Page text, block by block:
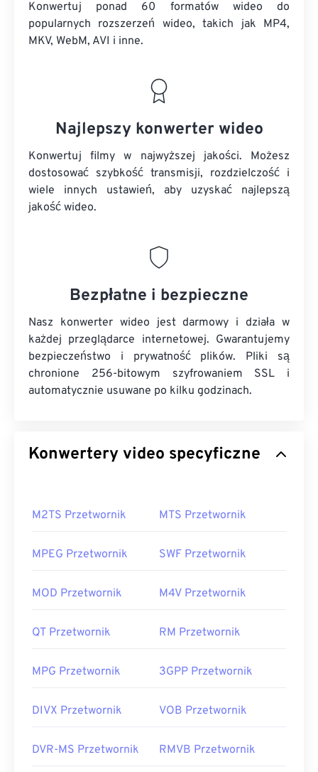
Konwertuj ponad 60 formatów wideo do
popularnych rozszerzeń wideo, takich jak MP4,
MKV, WebM, AVI i inne.
Najlepszy konwerter wideo
Konwertuj filmy w najwyższej jakości. Możesz
dostosować szybkość transmisji, rozdzielczość i
wiele innych ustawień, aby uzyskać najlepszą
jakość wideo.
Bezpłatne i bezpieczne
Nasz konwerter wideo jest darmowy i działa w
każdej przeglądarce internetowej. Gwarantujemy
bezpieczeństwo i prywatność plików. Pliki są
chronione 256-bitowym szyfrowaniem SSL i
automatycznie usuwane po kilku godzinach.
Konwertery video specyficzne
M2TS Przetwornik MTS Przetwornik
MPEG Przetwornik SWF Przetwornik
MOD Przetwornik M4V Przetwornik
QT Przetwornik RM Przetwornik
MPG Przetwornik 3GPP Przetwornik
DIVX Przetwornik VOB Przetwornik
DVR-MS Przetwornik RMVB Przetwornik